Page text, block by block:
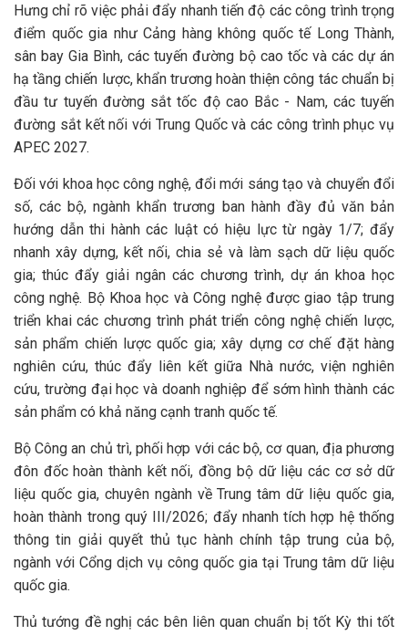
Hưng chỉ rõ việc phải đẩy nhanh tiến độ các công trình trọng
điểm quốc gia như Cảng hàng không quốc tế Long Thành,
sân bay Gia Bình, các tuyến đường bộ cao tốc và các dự án
hạ tầng chiến lược, khẩn trương hoàn thiện công tác chuẩn bị
đầu tư tuyến đường sắt tốc độ cao Bắc - Nam, các tuyến
đường sắt kết nối với Trung Quốc và các công trình phục vụ
APEC 2027.
Đối với khoa học công nghệ, đổi mới sáng tạo và chuyển đổi
số, các bộ, ngành khẩn trương ban hành đầy đủ văn bản
hướng dẫn thi hành các luật có hiệu lực từ ngày 1/7; đẩy
nhanh xây dựng, kết nối, chia sẻ và làm sạch dữ liệu quốc
gia; thúc đẩy giải ngân các chương trình, dự án khoa học
công nghệ. Bộ Khoa học và Công nghệ được giao tập trung
triển khai các chương trình phát triển công nghệ chiến lược,
sản phẩm chiến lược quốc gia; xây dựng cơ chế đặt hàng
nghiên cứu, thúc đẩy liên kết giữa Nhà nước, viện nghiên
cứu, trường đại học và doanh nghiệp để sớm hình thành các
sản phẩm có khả năng cạnh tranh quốc tế.
Bộ Công an chủ trì, phối hợp với các bộ, cơ quan, địa phương
đôn đốc hoàn thành kết nối, đồng bộ dữ liệu các cơ sở dữ
liệu quốc gia, chuyên ngành về Trung tâm dữ liệu quốc gia,
hoàn thành trong quý III/2026; đẩy nhanh tích hợp hệ thống
thông tin giải quyết thủ tục hành chính tập trung của bộ,
ngành với Cổng dịch vụ công quốc gia tại Trung tâm dữ liệu
quốc gia.
Thủ tướng đề nghị các bên liên quan chuẩn bị tốt Kỳ thi tốt